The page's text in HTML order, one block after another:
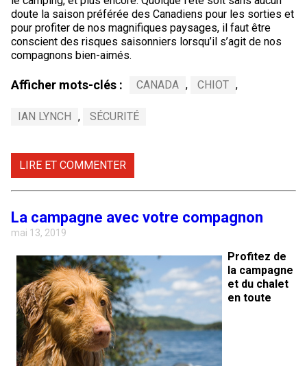
doute la saison préférée des Canadiens pour les sorties et
pour profiter de nos magnifiques paysages, il faut être
conscient des risques saisonniers lorsqu’il s’agit de nos
compagnons bien-aimés.
Afficher mots-clés : CANADA , CHIOT ,
IAN LYNCH , SÉCURITÉ
LIRE ET COMMENTER
La campagne avec votre compagnon
mai 13, 2019
Profitez de
la campagne
et du chalet
en toute